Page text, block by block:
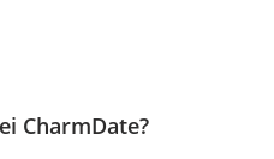
CharmDate?